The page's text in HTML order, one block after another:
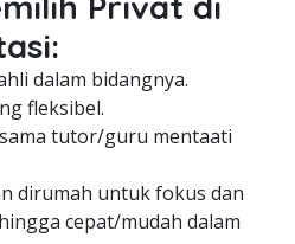
dalam bidangnya.
fleksibel.
tutor/guru mentaati
dirumah untuk fokus dan
cepat/mudah dalam